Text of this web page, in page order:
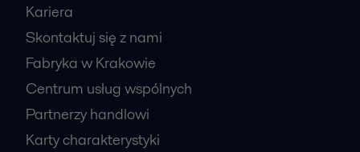
Kariera
Skontaktuj się z nami
Fabryka w Krakowie
Centrum usług wspólnych
Partnerzy handlowi
Karty charakterystyki